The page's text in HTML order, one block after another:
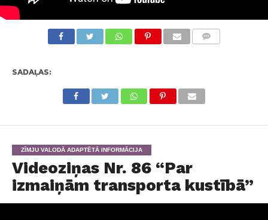
SADAĻAS:
ZĪMJU VALODĀ ADAPTĒTĀ INFORMĀCIJA
Videoziņas Nr. 86 “Par
izmaiņām transporta kustībā”